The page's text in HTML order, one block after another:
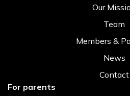
Our
Team
Members &
News
Contact
For parents